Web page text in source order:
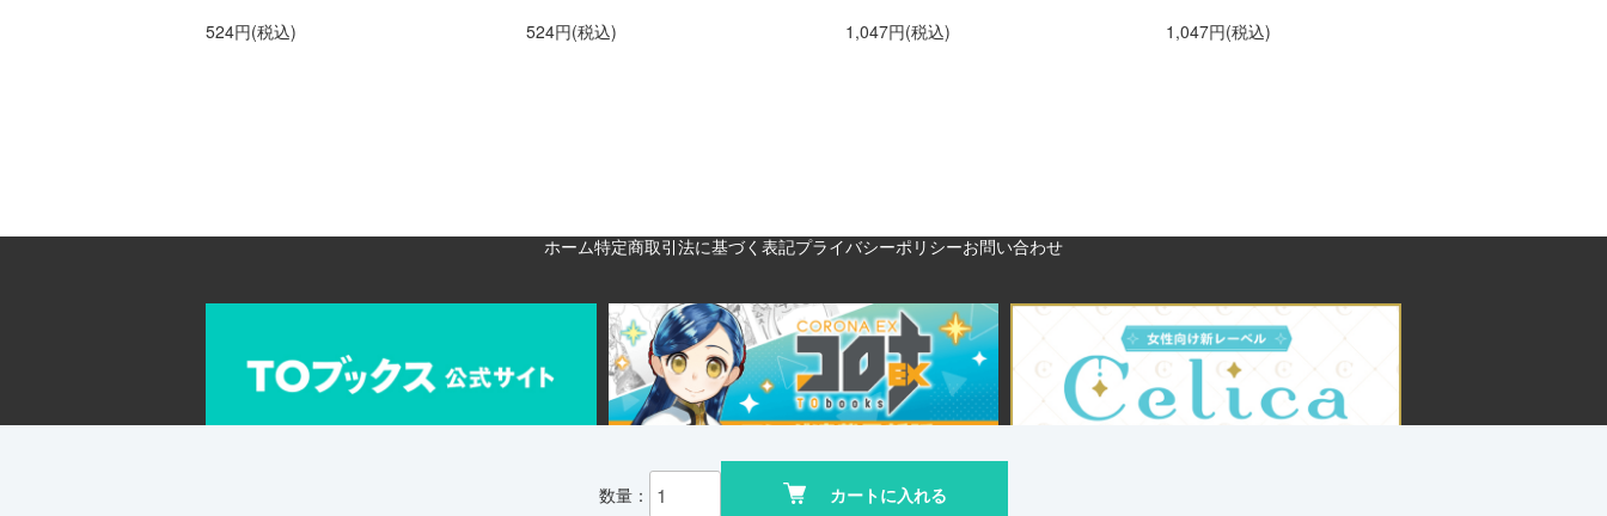
数量： カートに入れる
524円(税込)
524円(税込)
1,047円(税込)
1,047円(税込)
ホーム特定商取引法に基づく表記プライバシーポリシーお問い合わせ